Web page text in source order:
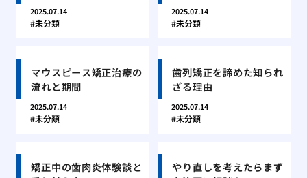
2025.07.14
未分類
2025.07.14
未分類
マウスピース矯正治療の
流れと期間
2025.07.14
未分類
歯列矯正を諦めた知られ
ざる理由
2025.07.14
未分類
矯正中の歯肉炎体験談と
やり直しを考えたらまず